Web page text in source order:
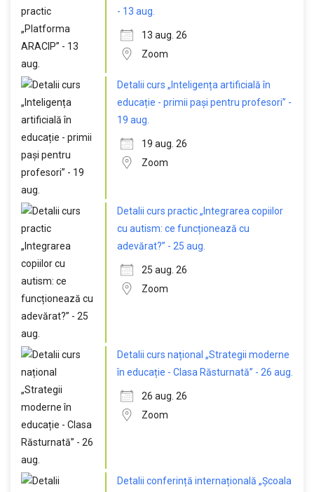
- 13 aug.
13 aug. 26
Zoom
Detalii curs „Inteligența artificială în
educație - primii pași pentru profesori” -
19 aug.
19 aug. 26
Zoom
Detalii curs practic „Integrarea copiilor
cu autism: ce funcționează cu
adevărat?” - 25 aug.
25 aug. 26
Zoom
Detalii curs național „Strategii moderne
în educație - Clasa Răsturnată” - 26 aug.
26 aug. 26
Zoom
Detalii conferință internațională „Școala